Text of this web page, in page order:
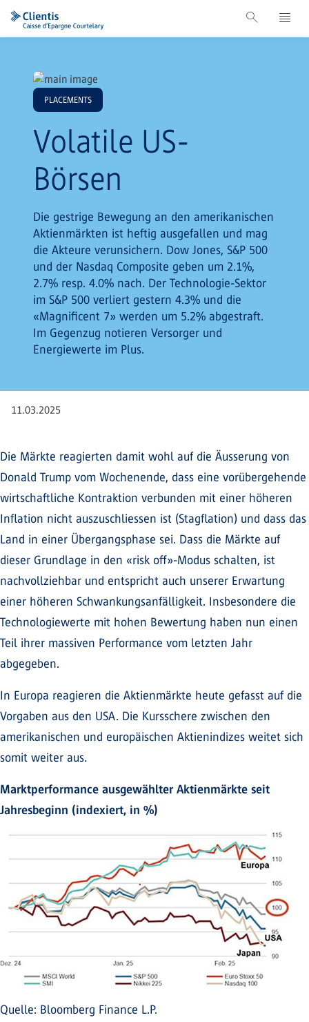
PLACEMENTS
Volatile US-
Börsen
Die gestrige Bewegung an den amerikanischen
Aktienmärkten ist heftig ausgefallen und mag
die Akteure verunsichern. Dow Jones, S&P 500
und der Nasdaq Composite geben um 2.1%,
2.7% resp. 4.0% nach. Der Technologie-Sektor
im S&P 500 verliert gestern 4.3% und die
«Magnificent 7» werden um 5.2% abgestraft.
Im Gegenzug notieren Versorger und
Energiewerte im Plus.
11.03.2025
Die Märkte reagierten damit wohl auf die Äusserung von
Donald Trump vom Wochenende, dass eine vorübergehende
wirtschaftliche Kontraktion verbunden mit einer höheren
Inflation nicht auszuschliessen ist (Stagflation) und dass das
Land in einer Übergangsphase sei. Dass die Märkte auf
dieser Grundlage in den «risk off»-Modus schalten, ist
nachvollziehbar und entspricht auch unserer Erwartung
einer höheren Schwankungsanfälligkeit. Insbesondere die
Technologiewerte mit hohen Bewertung haben nun einen
Teil ihrer massiven Performance vom letzten Jahr
abgegeben.
In Europa reagieren die Aktienmärkte heute gefasst auf die
Vorgaben aus den USA. Die Kursschere zwischen den
amerikanischen und europäischen Aktienindizes weitet sich
somit weiter aus.
Marktperformance ausgewählter Aktienmärkte seit
Jahresbeginn (indexiert, in %)
Quelle: Bloomberg Finance L.P.